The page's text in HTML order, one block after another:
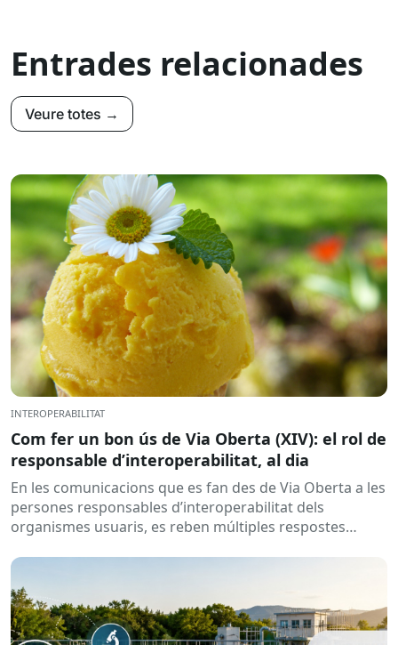
Entrades relacionades
Veure totes →
INTEROPERABILITAT
Com fer un bon ús de Via Oberta (XIV): el rol de
responsable d’interoperabilitat, al dia
En les comunicacions que es fan des de Via Oberta a les
persones responsables d’interoperabilitat dels
organismes usuaris, es reben múltiples respostes